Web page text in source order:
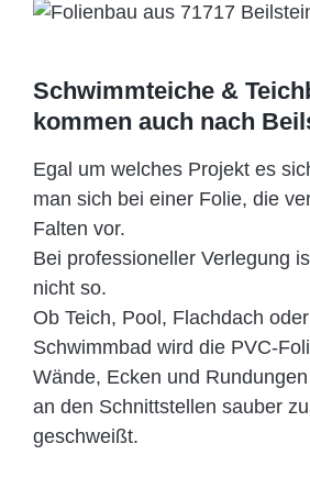
Schwimmteiche &
kommen auch nach
Egal um welches Projekt es
man sich bei einer Folie, die
Falten vor.
Bei professioneller Verlegung
nicht so.
Ob Teich, Pool, Flachdach
Schwimmbad wird die PVC-
Wände, Ecken und
an den Schnittstellen sauber
geschweißt.